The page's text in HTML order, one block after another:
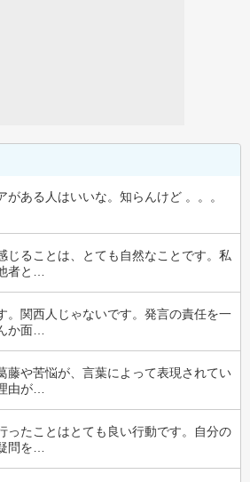
がある人はいいな。知らんけど 。。。
じることは、とても自然なことです。私
者と…
。関西人じゃないです。発言の責任を一
か面…
藤や苦悩が、言葉によって表現されてい
由が…
ったことはとても良い行動です。自分の
問を…